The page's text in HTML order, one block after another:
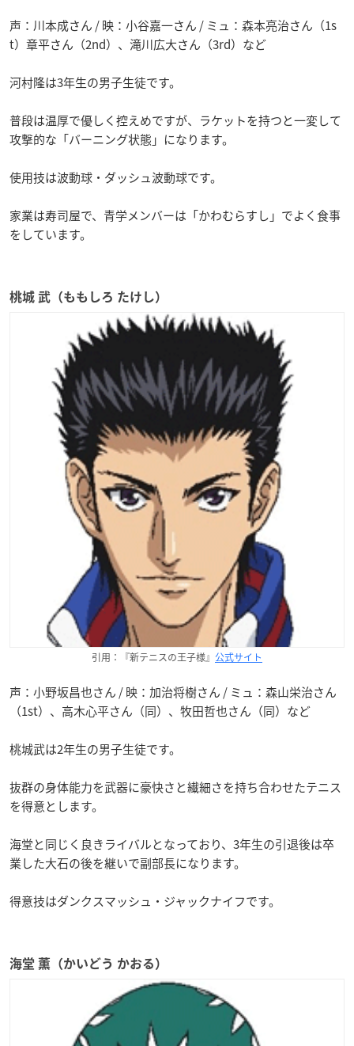
声：川本成さん / 映：小谷嘉一さん / ミュ：森本亮治さん（1s
t）章平さん（2nd）、滝川広大さん（3rd）など
河村隆は3年生の男子生徒です。
普段は温厚で優しく控えめですが、ラケットを持つと一変して
攻撃的な「バーニング状態」になります。
使用技は波動球・ダッシュ波動球です。
家業は寿司屋で、青学メンバーは「かわむらすし」でよく食事
をしています。
桃城 武（ももしろ たけし）
引用：『新テニスの王子様』 公式サイト
声：小野坂昌也さん / 映：加治将樹さん / ミュ：森山栄治さん
（1st）、高木心平さん（同）、牧田哲也さん（同）など
桃城武は2年生の男子生徒です。
抜群の身体能力を武器に豪快さと繊細さを持ち合わせたテニス
を得意とします。
海堂と同じく良きライバルとなっており、3年生の引退後は卒
業した大石の後を継いで副部長になります。
得意技はダンクスマッシュ・ジャックナイフです。
海堂 薫（かいどう かおる）